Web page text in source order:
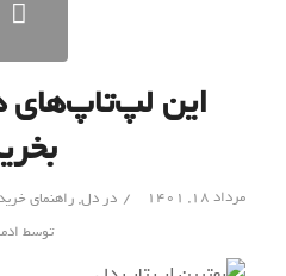
این لپ‌تاپ‌های
مرداد ۱۸, ۱۴۰۱ / دردل,راهنمای
توسط